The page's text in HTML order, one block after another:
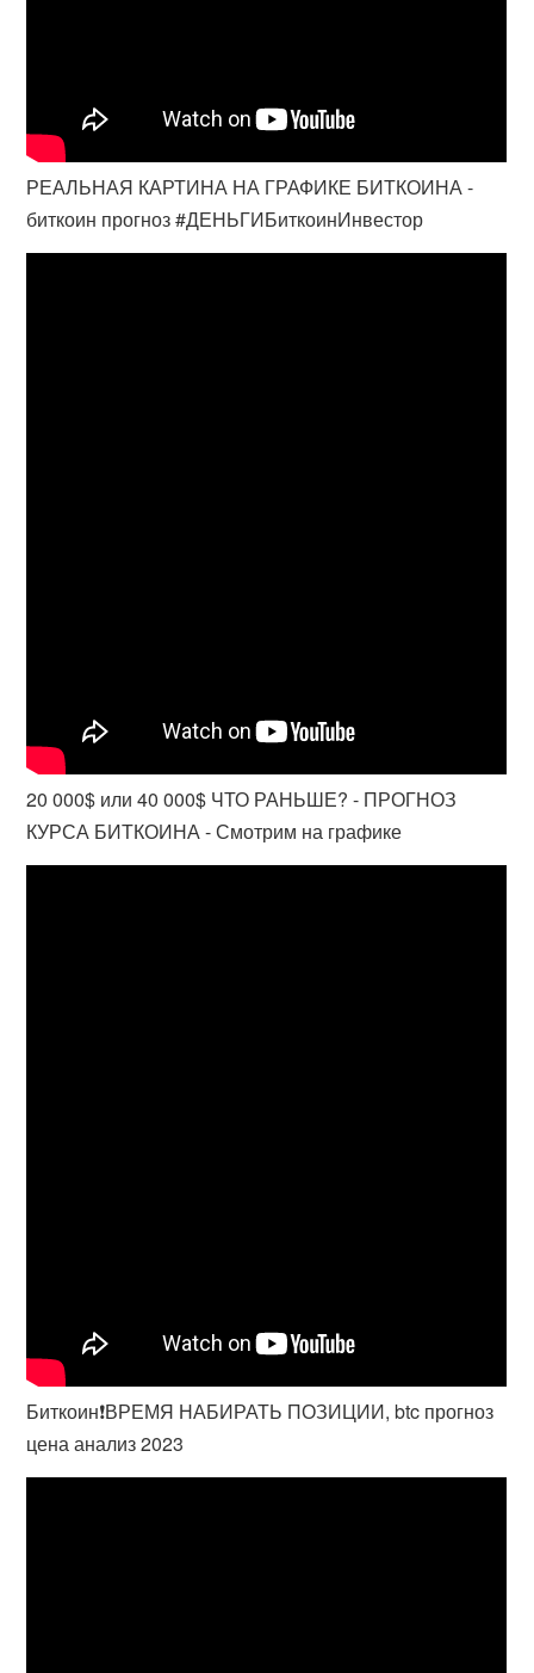
РЕАЛЬНАЯ КАРТИНА НА ГРАФИКЕ БИТКОИНА -
биткоин прогноз #ДЕНЬГИБиткоинИнвестор
20 000$ или 40 000$ ЧТО РАНЬШЕ? - ПРОГНОЗ
КУРСА БИТКОИНА - Смотрим на графике
Биткоин❗️ВРЕМЯ НАБИРАТЬ ПОЗИЦИИ, btc прогноз
цена анализ 2023